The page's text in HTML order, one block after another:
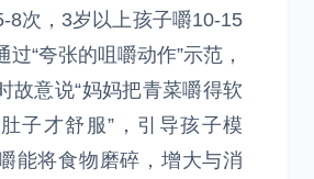
8次，3岁以上孩子嚼10-15
过“夸张的咀嚼动作”示范，
故意说“妈妈把青菜嚼得软
子才舒服”，引导孩子模
能将食物磨碎，增大与消